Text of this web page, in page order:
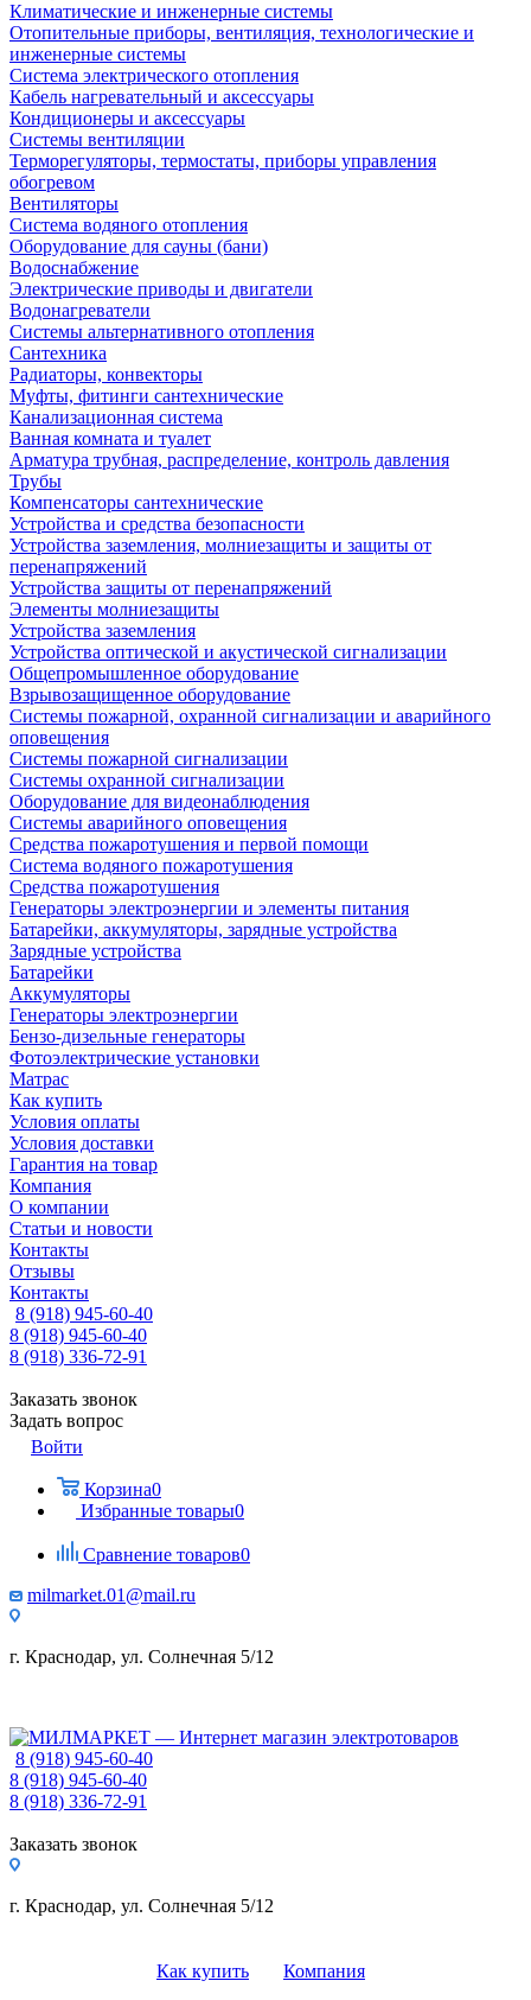
Климатические и инженерные системы
Отопительные приборы, вентиляция, технологические и
инженерные системы
Система электрического отопления
Кабель нагревательный и аксессуары
Кондиционеры и аксессуары
Системы вентиляции
Терморегуляторы, термостаты, приборы управления
обогревом
Вентиляторы
Система водяного отопления
Оборудование для сауны (бани)
Водоснабжение
Электрические приводы и двигатели
Водонагреватели
Системы альтернативного отопления
Сантехника
Радиаторы, конвекторы
Муфты, фитинги сантехнические
Канализационная система
Ванная комната и туалет
Арматура трубная, распределение, контроль давления
Трубы
Компенсаторы сантехнические
Устройства и средства безопасности
Устройства заземления, молниезащиты и защиты от
перенапряжений
Устройства защиты от перенапряжений
Элементы молниезащиты
Устройства заземления
Устройства оптической и акустической сигнализации
Общепромышленное оборудование
Взрывозащищенное оборудование
Системы пожарной, охранной сигнализации и аварийного
оповещения
Системы пожарной сигнализации
Системы охранной сигнализации
Оборудование для видеонаблюдения
Системы аварийного оповещения
Средства пожаротушения и первой помощи
Система водяного пожаротушения
Средства пожаротушения
Генераторы электроэнергии и элементы питания
Батарейки, аккумуляторы, зарядные устройства
Зарядные устройства
Батарейки
Аккумуляторы
Генераторы электроэнергии
Бензо-дизельные генераторы
Фотоэлектрические установки
Матрас
Как купить
Условия оплаты
Условия доставки
Гарантия на товар
Компания
О компании
Статьи и новости
Контакты
Отзывы
Контакты
8 (918) 945-60-40
8 (918) 945-60-40
8 (918) 336-72-91
Заказать звонок
Задать вопрос
Войти
Корзина0
Избранные товары0
Сравнение товаров0
milmarket.01@mail.ru
г. Краснодар, ул. Солнечная 5/12
8 (918) 945-60-40
8 (918) 945-60-40
8 (918) 336-72-91
Заказать звонок
г. Краснодар, ул. Солнечная 5/12
Как купить
Компания